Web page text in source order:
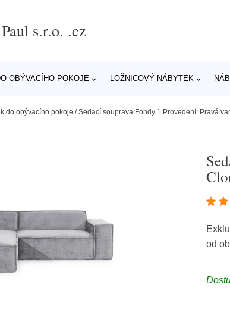
s.r.o. .cz
OBÝVACÍHO POKOJE LOŽNICOVÝ NÁBYTEK
do obývacího pokoje /Sedací souprava Fondy 1 Provedení: Pravá
od